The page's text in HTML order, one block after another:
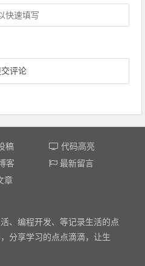
稿
代码高亮
客
最新留言
章
、编程开发、等记录生活的点
分享学习的点点滴滴，让生